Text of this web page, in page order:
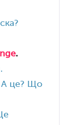
.
це? Що